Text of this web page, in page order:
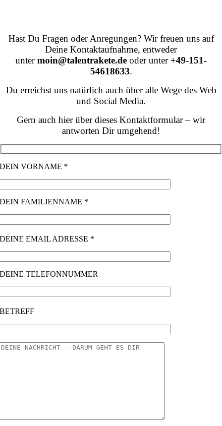
Hast Du Fragen oder Anregungen? Wir freuen uns auf
Deine Kontaktaufnahme, entweder
untermoin@talentrakete.de oder unter +49-151-
54618633.
Du erreichst uns natürlich auch über alle Wege des Web
und Social Media.
Gern auch hier über dieses Kontaktformular – wir
antworten Dir umgehend!
DEIN VORNAME *
DEIN FAMILIENNAME *
DEINE EMAIL ADRESSE *
DEINE TELEFONNUMMER
BETREFF